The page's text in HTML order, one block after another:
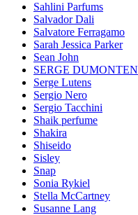
Sahlini Parfums
Salvador Dali
Salvatore Ferragamo
Sarah Jessica Parker
Sean John
SERGE DUMONTEN
Serge Lutens
Sergio Nero
Sergio Tacchini
Shaik perfume
Shakira
Shiseido
Sisley
Snap
Sonia Rykiel
Stella McCartney
Susanne Lang